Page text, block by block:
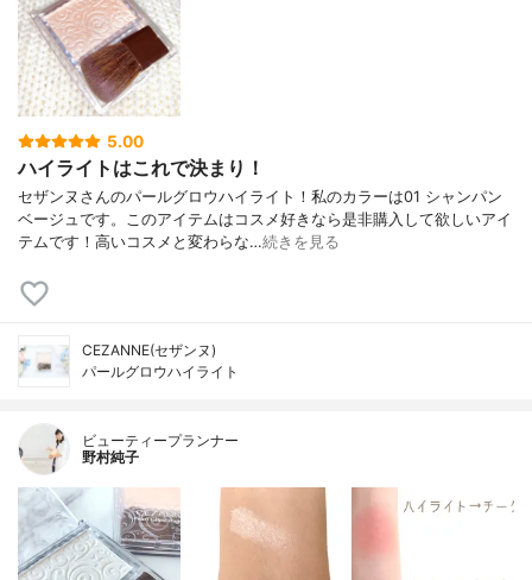
5.00
ハイライトはこれで決まり！
セザンヌさんのパールグロウハイライト！私のカラーは01 シャンパン
ベージュです。このアイテムはコスメ好きなら是非購入して欲しいアイ
テムです！高いコスメと変わらな…続きを見る
CEZANNE(セザンヌ)
パールグロウハイライト
ビューティープランナー
野村純子